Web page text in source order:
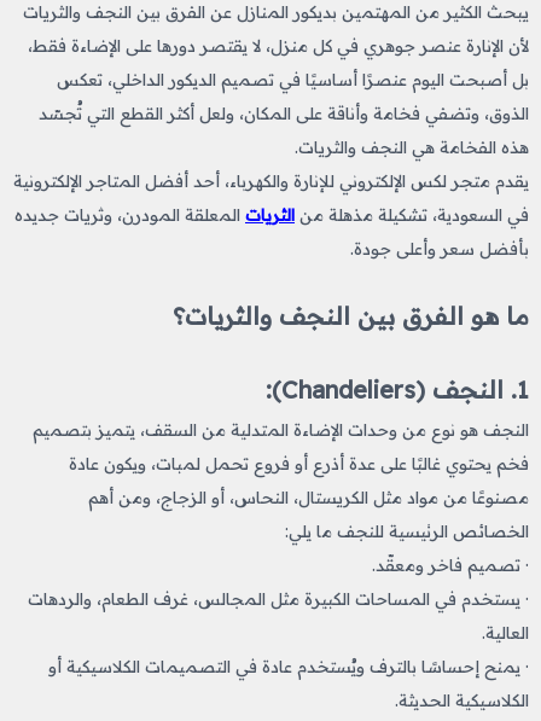
يبحث الكثير من المهتمين بديكور المنازل عن الفرق بين النجف والثريات
لأن الإنارة عنصر جوهري في كل منزل، لا يقتصر دورها على الإضاءة فقط،
بل أصبحت اليوم عنصرًا أساسيًا في تصميم الديكور الداخلي، تعكس
الذوق، وتضفي فخامة وأناقة على المكان، ولعل أكثر القطع التي تُجسّد
هذه الفخامة هي النجف والثريات.
يقدم متجر لكس الإلكتروني للإنارة والكهرباء، أحد أفضل المتاجر الإلكترونية
في السعودية، تشكيلة مذهلة من الثريات المعلقة المودرن، وثريات جديده
بأفضل سعر وأعلى جودة.
ما هو الفرق بين النجف والثريات؟
1. النجف (Chandeliers):
النجف هو نوع من وحدات الإضاءة المتدلية من السقف، يتميز بتصميم
فخم يحتوي غالبًا على عدة أذرع أو فروع تحمل لمبات، ويكون عادة
مصنوعًا من مواد مثل الكريستال، النحاس، أو الزجاج، ومن أهم
الخصائص الرئيسية للنجف ما يلي:
· تصميم فاخر ومعقّد.
· يستخدم في المساحات الكبيرة مثل المجالس، غرف الطعام، والردهات
العالية.
· يمنح إحساسًا بالترف ويُستخدم عادة في التصميمات الكلاسيكية أو
الكلاسيكية الحديثة.